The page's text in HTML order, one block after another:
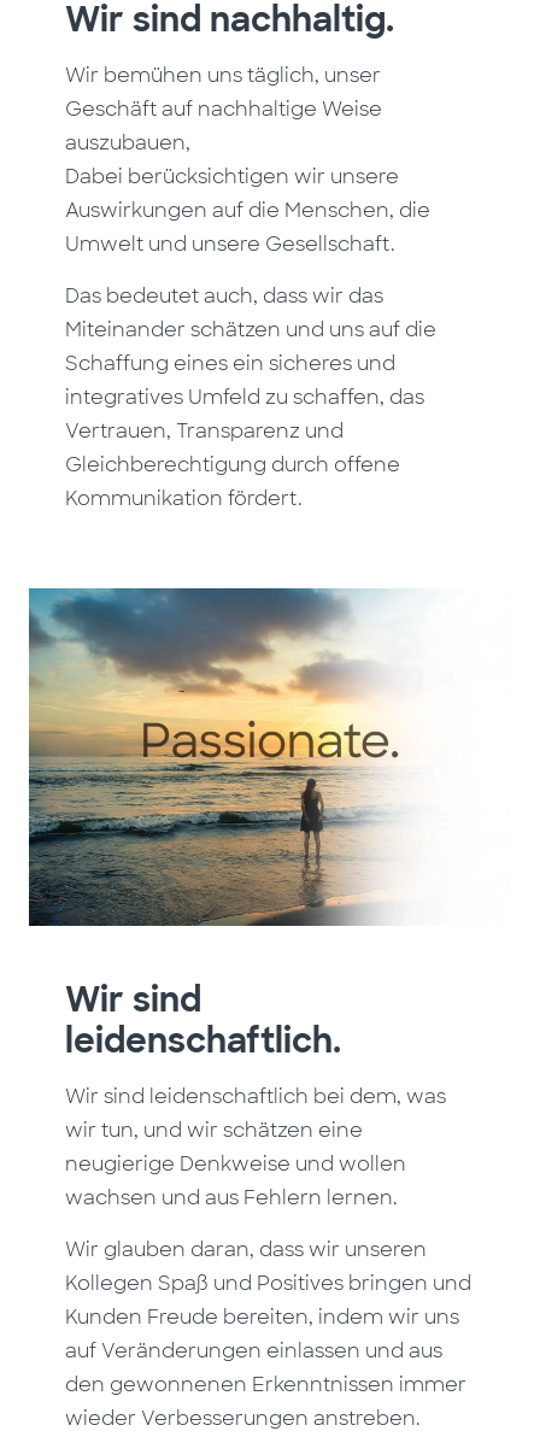
Wir sind nachhaltig.
Wir bemühen uns täglich, unser
Geschäft auf nachhaltige Weise
auszubauen,
Dabei berücksichtigen wir unsere
Auswirkungen auf die Menschen, die
Umwelt und unsere Gesellschaft.
Das bedeutet auch, dass wir das
Miteinander schätzen und uns auf die
Schaffung eines ein sicheres und
integratives Umfeld zu schaffen, das
Vertrauen, Transparenz und
Gleichberechtigung durch offene
Kommunikation fördert.
Wir sind
leidenschaftlich.
Wir sind leidenschaftlich bei dem, was
wir tun, und wir schätzen eine
neugierige Denkweise und wollen
wachsen und aus Fehlern lernen.
Wir glauben daran, dass wir unseren
Kollegen Spaß und Positives bringen und
Kunden Freude bereiten, indem wir uns
auf Veränderungen einlassen und aus
den gewonnenen Erkenntnissen immer
wieder Verbesserungen anstreben.